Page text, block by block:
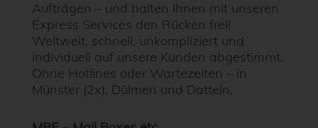
Aufträgen – und halten Ihnen mit unseren
Express Services den Rücken frei!
Weltweit, schnell, unkompliziert und
individuell auf unsere Kunden abgestimmt.
Ohne Hotlines oder Wartezeiten – in
Münster (2x), Dülmen und Datteln.